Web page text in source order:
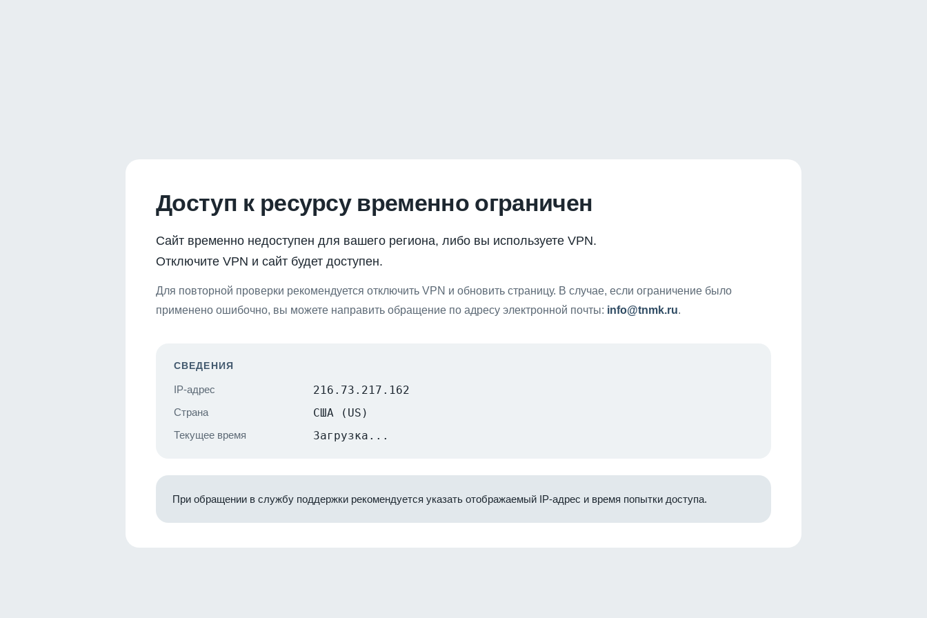
Доступ к ресурсу временно ограничен
Сайт временно недоступен для вашего региона, либо вы используете VPN.
Отключите VPN и сайт будет доступен.
Для повторной проверки рекомендуется отключить VPN и обновить страницу. В случае, если ограничение было
применено ошибочно, вы можете направить обращение по адресу электронной почты: info@tnmk.ru.
СВЕДЕНИЯ
IP-адрес 216.73.217.162
Страна США (US)
Текущее время Загрузка...
При обращении в службу поддержки рекомендуется указать отображаемый IP-адрес и время попытки доступа.